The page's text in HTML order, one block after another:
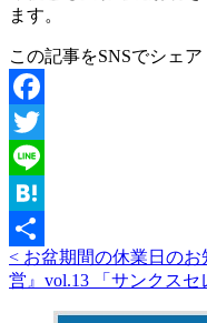
ます。
この記事をSNSでシェア
Facebook
Twitter
Line
Hatena
共
< お盆期間の休業日のお
営』vol.13 「サンクスセ